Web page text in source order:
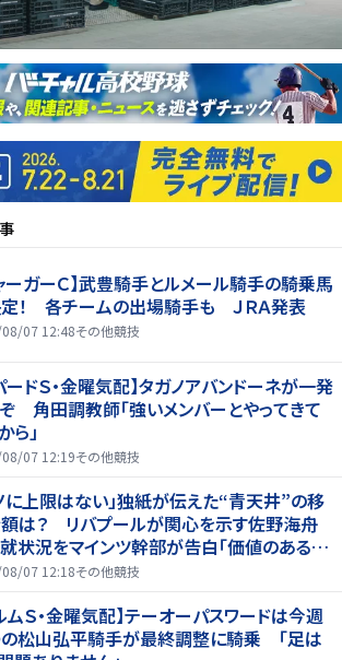
ーガーＣ】武豊騎手とルメール騎手の騎乗馬
！ 各チームの出場騎手も ＪＲＡ発表
07 12:48その他競技
ードＳ・金曜気配】タガノアバンドーネが一発
角田調教師「強いメンバーとやってきて
ら」
07 12:19その他競技
に上限はない」独紙が伝えた“青天井”の移
は？ リバプールが関心を示す佐野海舟
状況をマインツ幹部が告白「価値のあるも
る」
07 12:18その他競技
ムＳ・金曜気配】テーオーパスワードは今週
松山弘平騎手が最終調整に騎乗 「足は